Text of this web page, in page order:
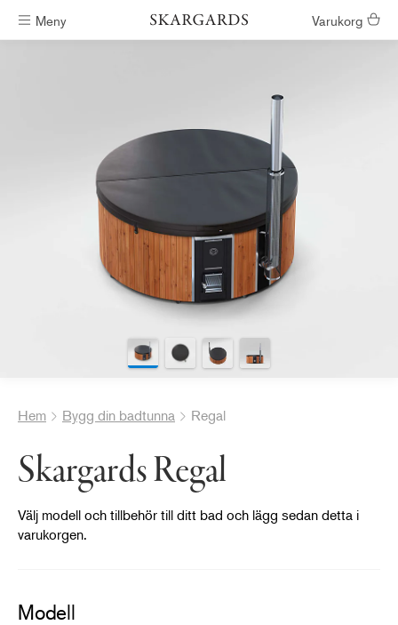
Meny Varukorg
Hem Bygg din badtunna Regal
Skargards Regal
Välj modell och tillbehör till ditt bad och lägg sedan detta i
varukorgen.
Modell